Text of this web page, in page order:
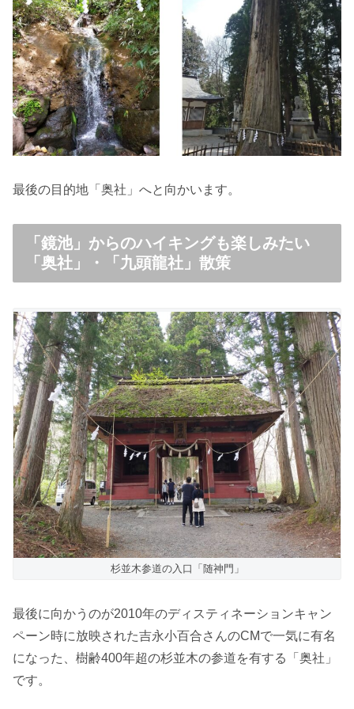
最後の目的地「奥社」へと向かいます。
「鏡池」からのハイキングも楽しみたい
「奥社」・「九頭龍社」散策
杉並木参道の入口「随神門」
最後に向かうのが2010年のディスティネーションキャン
ペーン時に放映された吉永小百合さんのCMで一気に有名
になった、樹齢400年超の杉並木の参道を有する「奥社」
です。